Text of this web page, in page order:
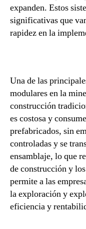
expanden. Estos
significativas que
rapidez en la
Una de las
modulares en la
construcción
es costosa y
prefabricados, sin
controladas y se
ensamblaje, lo que
de construcción y
permite a las
la exploración y
eficiencia y